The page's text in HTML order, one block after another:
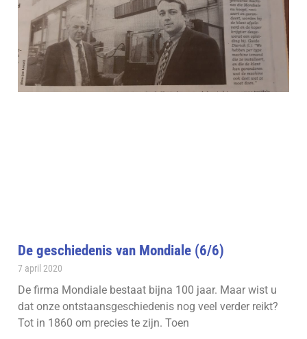
De geschiedenis van Mondiale (6/6)
7 april 2020
De firma Mondiale bestaat bijna 100 jaar. Maar wist u
dat onze ontstaansgeschiedenis nog veel verder reikt?
Tot in 1860 om precies te zijn. Toen